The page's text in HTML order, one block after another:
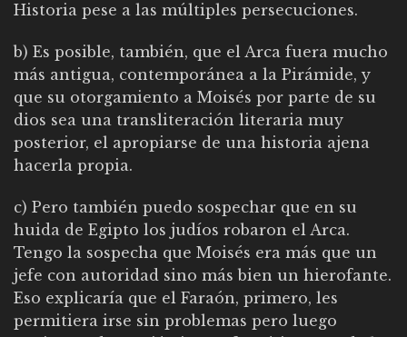
Historia pese a las múltiples persecuciones.
b) Es posible, también, que el Arca fuera mucho
más antigua, contemporánea a la Pirámide, y
que su otorgamiento a Moisés por parte de su
dios sea una transliteración literaria muy
posterior, el apropiarse de una historia ajena
hacerla propia.
c) Pero también puedo sospechar que en su
huida de Egipto los judíos robaron el Arca.
Tengo la sospecha que Moisés era más que un
jefe con autoridad sino más bien un hierofante.
Eso explicaría que el Faraón, primero, les
permitiera irse sin problemas pero luego